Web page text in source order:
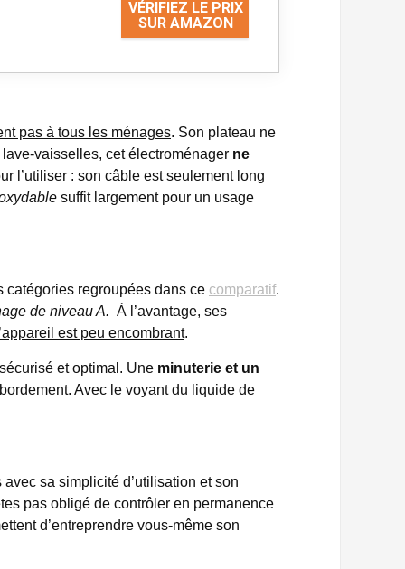
VÉRIFIEZ LE PRIX
SUR AMAZON
pas à tous les ménages. Son plateau ne
vaisselles, cet électroménager ne
l’utiliser : son câble est seulement long
suffit largement pour un usage
catégories regroupées dans ce comparatif.
de niveau A. À l’avantage, ses
l’appareil est peu encombrant.
et optimal. Une minuterie et un
Avec le voyant du liquide de
sa simplicité d’utilisation et son
pas obligé de contrôler en permanence
d’entreprendre vous-même son